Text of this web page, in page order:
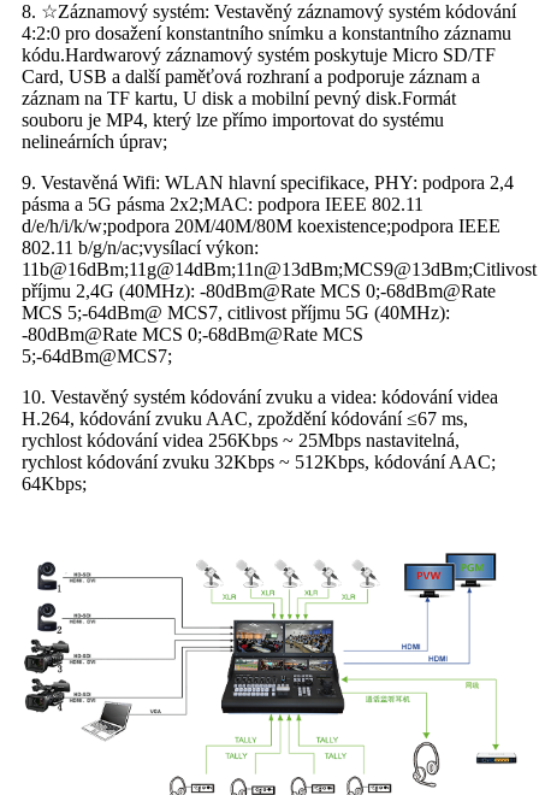
8. ☆Záznamový systém: Vestavěný záznamový systém kódování
4:2:0 pro dosažení konstantního snímku a konstantního záznamu
kódu.Hardwarový záznamový systém poskytuje Micro SD/TF
Card, USB a další paměťová rozhraní a podporuje záznam a
záznam na TF kartu, U disk a mobilní pevný disk.Formát
souboru je MP4, který lze přímo importovat do systému
nelineárních úprav;
9. Vestavěná Wifi: WLAN hlavní specifikace, PHY: podpora 2,4
pásma a 5G pásma 2x2;MAC: podpora IEEE 802.11
d/e/h/i/k/w;podpora 20M/40M/80M koexistence;podpora IEEE
802.11 b/g/n/ac;vysílací výkon:
11b@16dBm;11g@14dBm;11n@13dBm;MCS9@13dBm;Citlivost
příjmu 2,4G (40MHz): -80dBm@Rate MCS 0;-68dBm@Rate
MCS 5;-64dBm@ MCS7, citlivost příjmu 5G (40MHz):
-80dBm@Rate MCS 0;-68dBm@Rate MCS
5;-64dBm@MCS7;
10. Vestavěný systém kódování zvuku a videa: kódování videa
H.264, kódování zvuku AAC, zpoždění kódování ≤67 ms,
rychlost kódování videa 256Kbps ~ 25Mbps nastavitelná,
rychlost kódování zvuku 32Kbps ~ 512Kbps, kódování AAC;
64Kbps;